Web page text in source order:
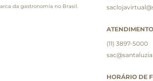
da gastronomia no Brasil.
(11) 3897-5000
HORÁRIO DE